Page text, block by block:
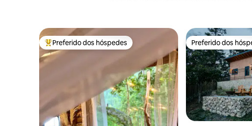
Entre os melhores preferidos dos hóspedes
Preferido dos hóspedes Preferido dos
Preferido dos